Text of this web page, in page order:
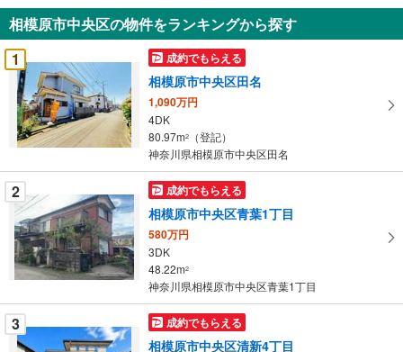
知
を
受
け
取
る
・
条
件
を
マ
イ
ペ
ー
に
保
存
相模原市中央区の物件をランキングから探す
1
成約でもらえる
相模原市中央区田名
1,090万円
4DK
80.97m2
（登記）
神奈川県相模原市中央区田名
2 成約でもらえる
相模原市中央区青葉1丁目
580万円
3DK
48.22m2
神奈川県相模原市中央区青葉1丁目
3 成約でもらえる
相模原市中央区清新4丁目